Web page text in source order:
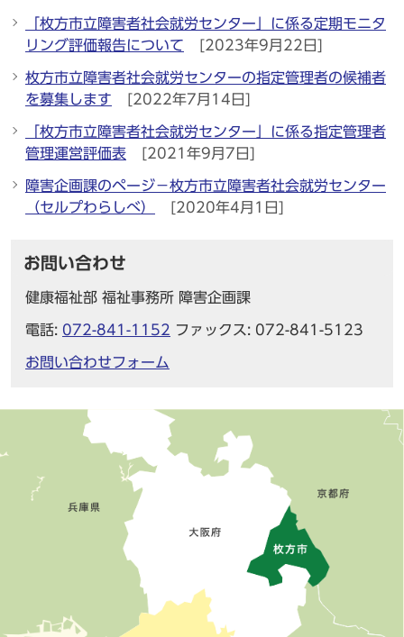
「枚方市立障害者社会就労センター」に係る定期モニタ
リング評価報告について
[2023年9月22日]
枚方市立障害者社会就労センターの指定管理者の候補者
を募集します
[2022年7月14日]
「枚方市立障害者社会就労センター」に係る指定管理者
管理運営評価表
[2021年9月7日]
障害企画課のページ－枚方市立障害者社会就労センター
（セルプわらしべ）
[2020年4月1日]
お問い合わせ
健康福祉部 福祉事務所 障害企画課
電話: 072-841-1152 ファックス: 072-841-5123
お問い合わせフォーム